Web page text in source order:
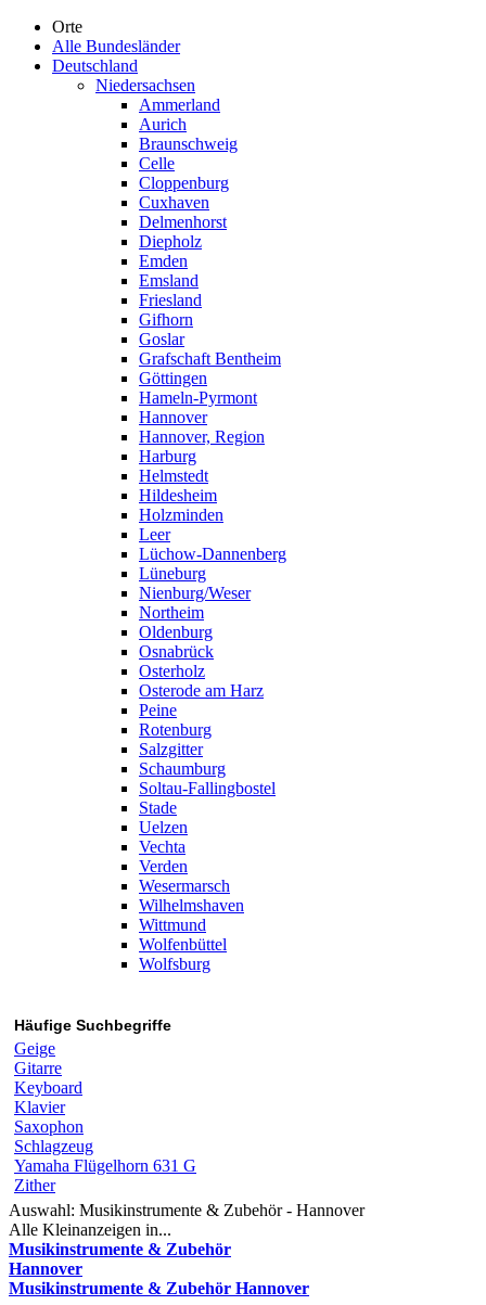
Orte
Alle Bundesländer
Deutschland
Niedersachsen
Ammerland
Aurich
Braunschweig
Celle
Cloppenburg
Cuxhaven
Delmenhorst
Diepholz
Emden
Emsland
Friesland
Gifhorn
Goslar
Grafschaft Bentheim
Göttingen
Hameln-Pyrmont
Hannover
Hannover, Region
Harburg
Helmstedt
Hildesheim
Holzminden
Leer
Lüchow-Dannenberg
Lüneburg
Nienburg/Weser
Northeim
Oldenburg
Osnabrück
Osterholz
Osterode am Harz
Peine
Rotenburg
Salzgitter
Schaumburg
Soltau-Fallingbostel
Stade
Uelzen
Vechta
Verden
Wesermarsch
Wilhelmshaven
Wittmund
Wolfenbüttel
Wolfsburg
Häufige Suchbegriffe
Geige
Gitarre
Keyboard
Klavier
Saxophon
Schlagzeug
Yamaha Flügelhorn 631 G
Zither
Auswahl: Musikinstrumente & Zubehör - Hannover
Alle Kleinanzeigen in...
Musikinstrumente & Zubehör
Hannover
Musikinstrumente & Zubehör Hannover